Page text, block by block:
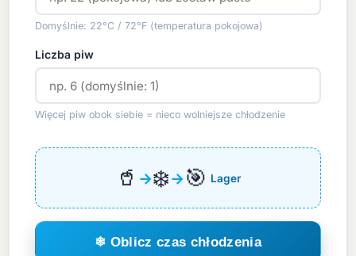
Domyślnie: 22°C / 72°F (temperatura pokojowa)
Liczba piw
Więcej piw obok siebie = nieco wolniejsze chłodzenie
🥤 →❄️→🎯 Lager
❄ Oblicz czas chłodzenia